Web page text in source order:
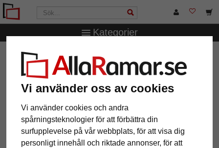
Vi använder oss av cookies
Vi använder cookies och andra
spårningsteknologier för att förbättra din
surfupplevelse på vår webbplats, för att visa dig
personligt innehåll och riktade annonser, för att
Kategorier
AllaRamar.se Ramstorlek
Fotoram Jona